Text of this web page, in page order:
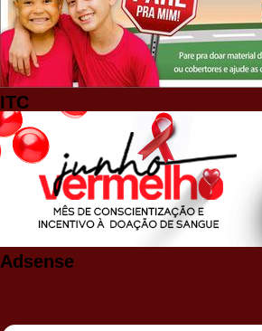
ITC
Adsense